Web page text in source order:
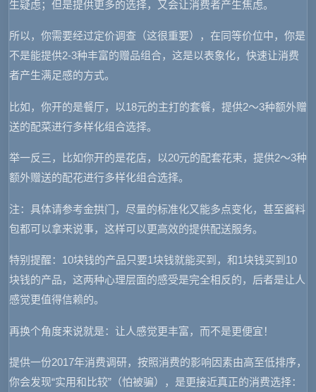
生疑虑；但是提供更多的选择，又会让消费者产生焦虑。
所以，你需要经过定价调查（这很重要），在同等价位中，你是
不是能提供2-3种丰富的赠品组合，这是以表象化，快速让消费
者产生满足感的方式。
比如，你开的是餐厅，以18元的主打的套餐，提供2～3种额外赠
送的配菜进行多样化组合选择。
举一反三，比如你开的是花店，以20元的配套花束，提供2～3种
额外赠送的配花进行多样化组合选择。
注：具体请参考金拱门，尽量的标准化又能多点变化，甚至酱料
包都可以拿来说事，这样可以更高效的提供配送服务。
特别提醒：10块钱的产品只要1块钱就能买到，和1块钱买到10
块钱的产品，这两种心理层面的感受是完全相反的，后者是让人
感觉更值得信赖的。
再换个角度来说就是：让人感觉更丰富，而不是更便宜！
提供一份2017年消费调研，按照消费的影响因素由高至低排序，
你会发现“实用和比较”（怕被骗），是更接近真正的消费选择：